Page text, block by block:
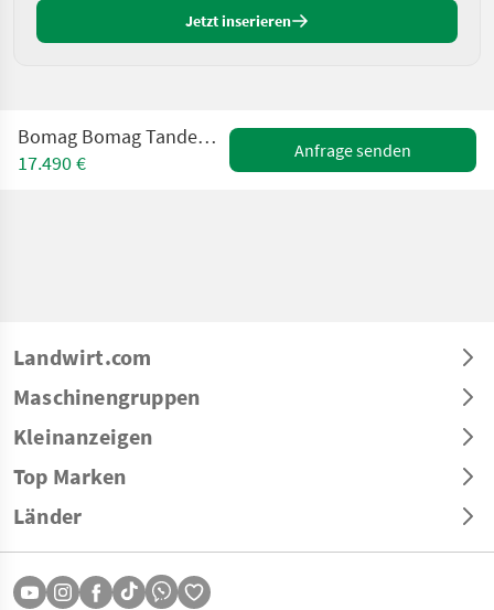
Jetzt inserieren
Bomag Bomag Tandemwalze BW100 AD-5 Kubota
17.490 €
Anfrage senden
Landwirt.com
Maschinengruppen
Kleinanzeigen
Top Marken
Länder